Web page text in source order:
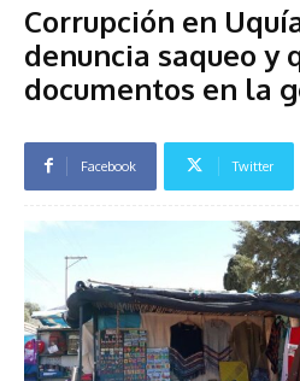
Corrupción en
denuncia saqueo y
documentos en la
Facebook Twitter